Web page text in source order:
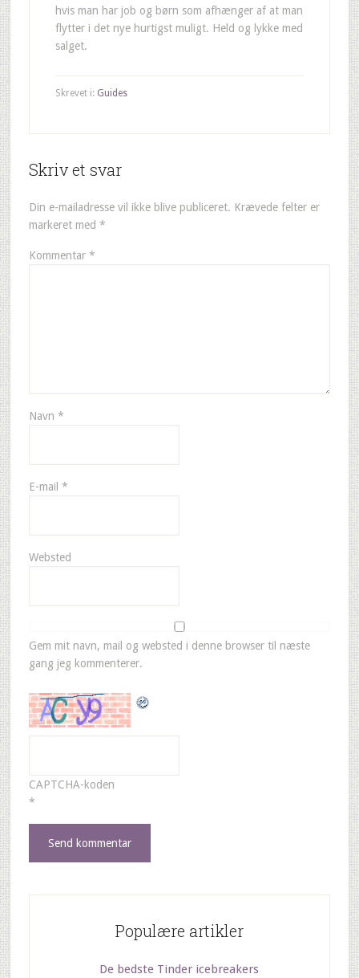
hvis man har job og børn som afhænger af at man
flytter i det nye hurtigst muligt. Held og lykke med
salget.
Skrevet i: Guides
Skriv et svar
Din e-mailadresse vil ikke blive publiceret. Krævede felter er
markeret med *
Kommentar *
Navn *
E-mail *
Websted
Gem mit navn, mail og websted i denne browser til næste
gang jeg kommenterer.
CAPTCHA-koden
*
Populære artikler
De bedste Tinder icebreakers